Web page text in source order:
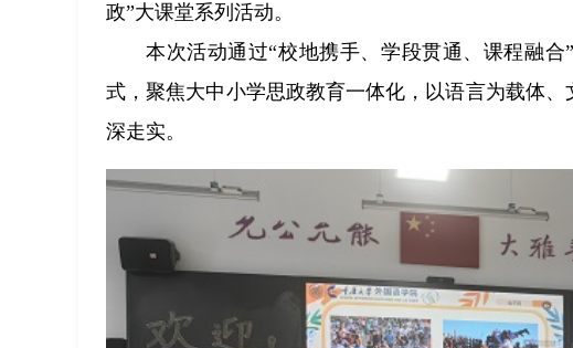
政”大课堂系列活动。
本次活动通过“校地携手、学段贯通、课程融
式，聚焦大中小学思政教育一体化，以语言为载体
深走实。